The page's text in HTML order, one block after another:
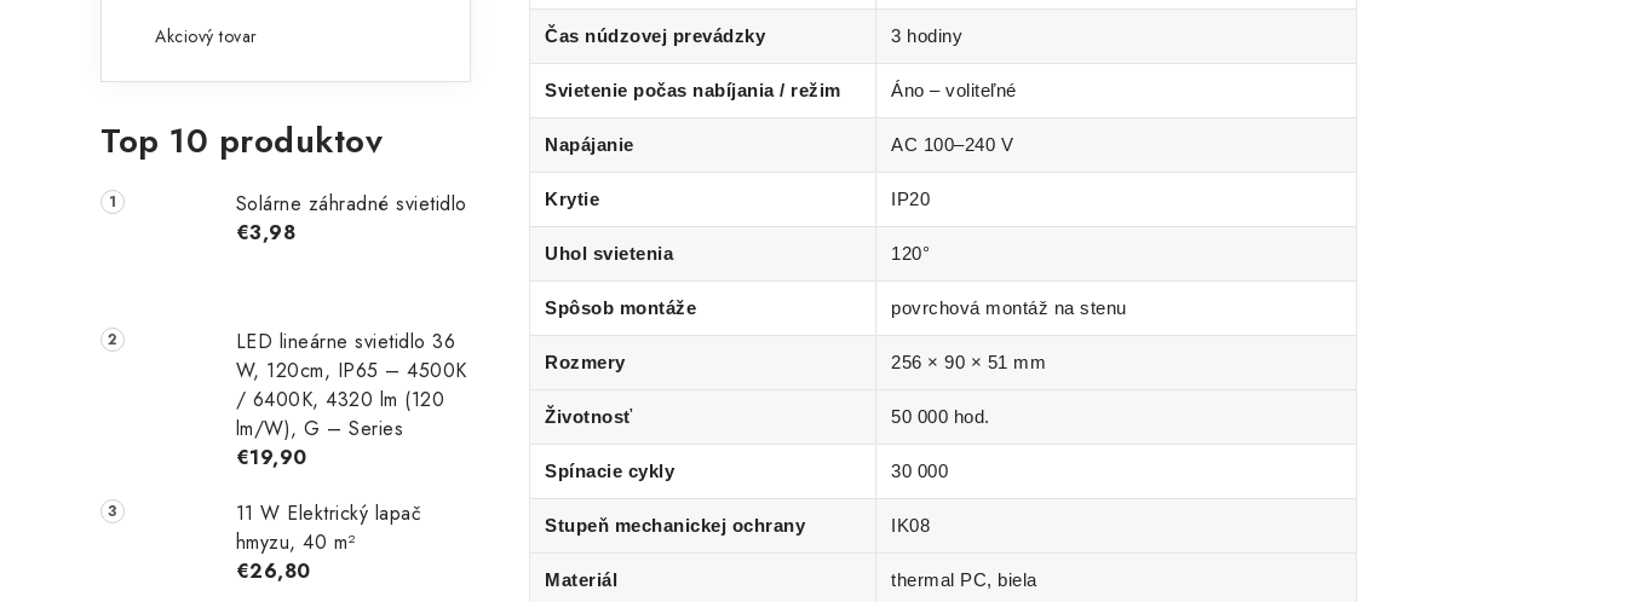
Akciový tovar
Top 10 produktov
Solárne záhradné svietidlo
€3,98
LED lineárne svietidlo 36
W, 120cm, IP65 – 4500K
/ 6400K, 4320 lm (120
lm/W), G – Series
€19,90
11 W Elektrický lapač
hmyzu, 40 m²
€26,80
Čas núdzovej prevádzky 3 hodiny
Svietenie počas nabíjania / režim Áno – voliteľné
Napájanie AC 100–240 V
Krytie IP20
Uhol svietenia 120°
Spôsob montáže povrchová montáž na stenu
Rozmery 256 × 90 × 51 mm
Životnosť 50 000 hod.
Spínacie cykly 30 000
Stupeň mechanickej ochrany IK08
Materiál thermal PC, biela